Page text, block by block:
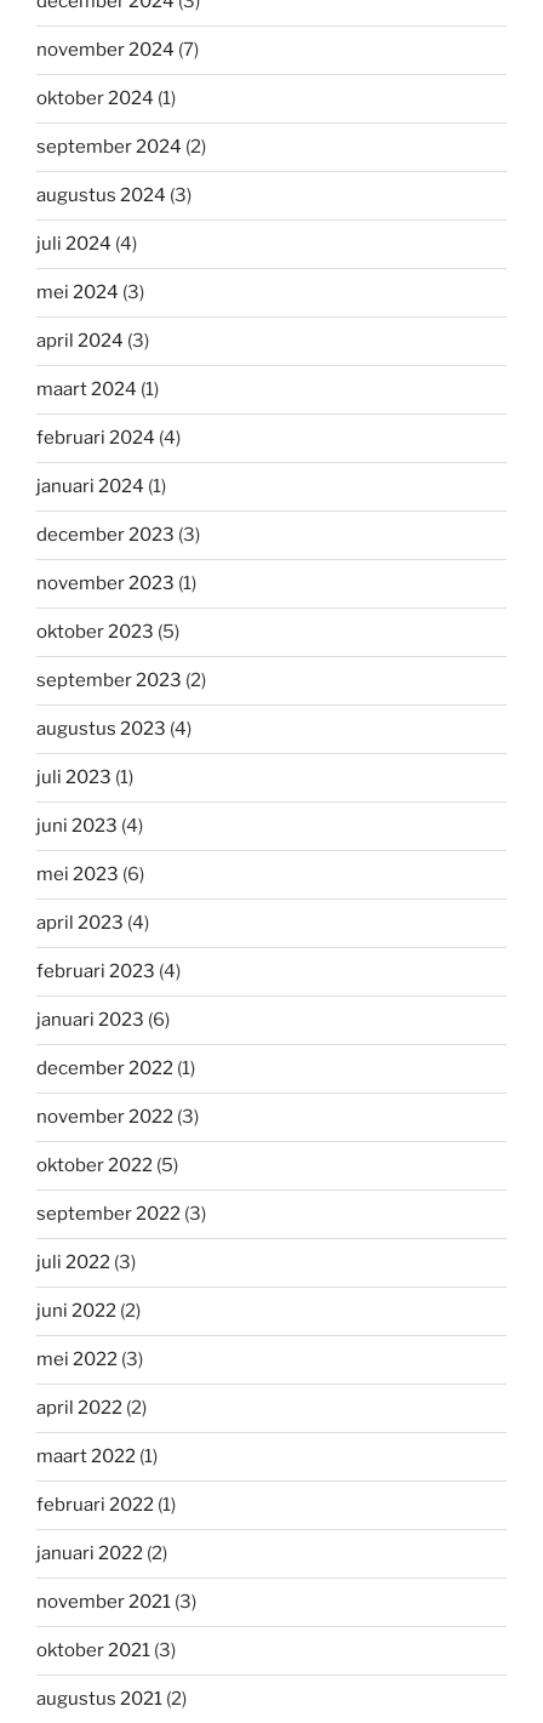
november 2024 (7)
oktober 2024 (1)
september 2024 (2)
augustus 2024 (3)
juli 2024 (4)
mei 2024 (3)
april 2024 (3)
maart 2024 (1)
februari 2024 (4)
januari 2024 (1)
december 2023 (3)
november 2023 (1)
oktober 2023 (5)
september 2023 (2)
augustus 2023 (4)
juli 2023 (1)
juni 2023 (4)
mei 2023 (6)
april 2023 (4)
februari 2023 (4)
januari 2023 (6)
december 2022 (1)
november 2022 (3)
oktober 2022 (5)
september 2022 (3)
juli 2022 (3)
juni 2022 (2)
mei 2022 (3)
april 2022 (2)
maart 2022 (1)
februari 2022 (1)
januari 2022 (2)
november 2021 (3)
oktober 2021 (3)
augustus 2021 (2)